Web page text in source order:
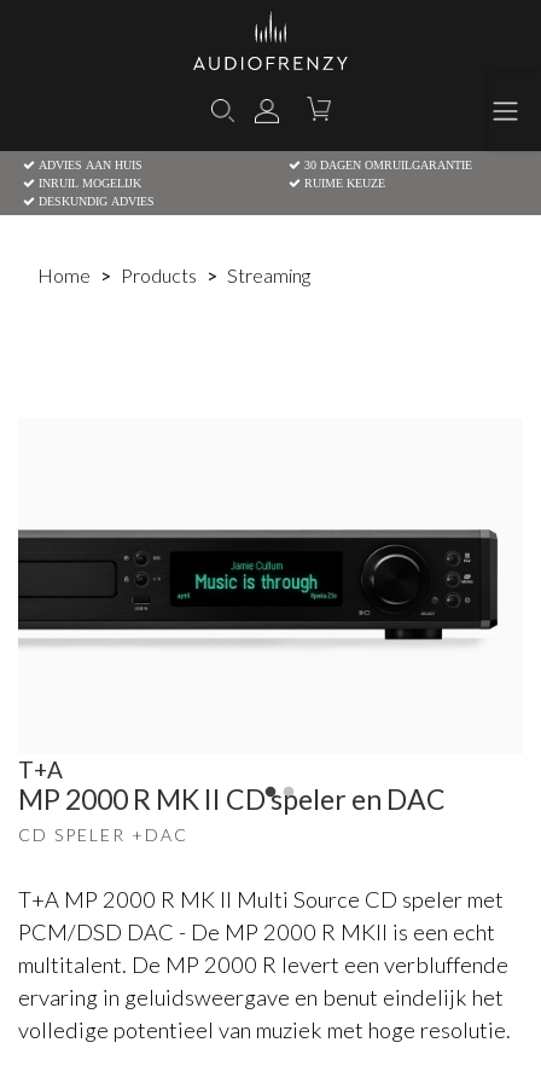
ADVIES AAN HUIS
30 DAGEN OMRUILGARANTIE
INRUIL MOGELIJK
RUIME KEUZE
DESKUNDIG ADVIES
Home Products Streaming
T+A
MP 2000 R MK II CD speler en DAC
CD SPELER +DAC
T+A MP 2000 R MK II Multi Source CD speler met
PCM/DSD DAC - De MP 2000 R MKII is een echt
multitalent. De MP 2000 R levert een verbluffende
ervaring in geluidsweergave en benut eindelijk het
volledige potentieel van muziek met hoge resolutie.